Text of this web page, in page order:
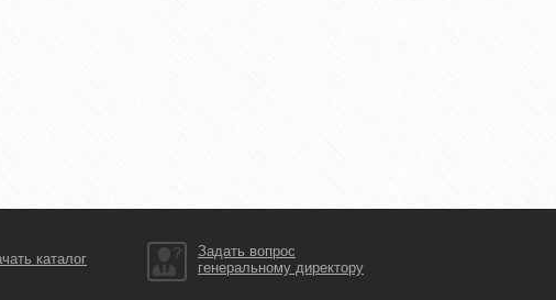
каталог
Задать вопрос
генеральному директору